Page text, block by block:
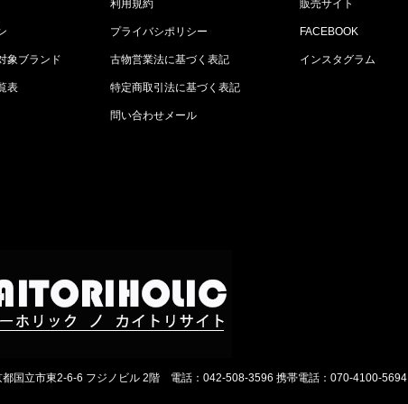
象ブランド
表
利用規約
プライバシポリシー
古物営業法に基づく表記
特定商取引法に基づく表記
問い合わせメール
販売サイト
FACEBOOK
インスタグラム
国立市東2-6-6 フジノビル 2階 電話：042-508-3596 携帯電話：070-4100-5694